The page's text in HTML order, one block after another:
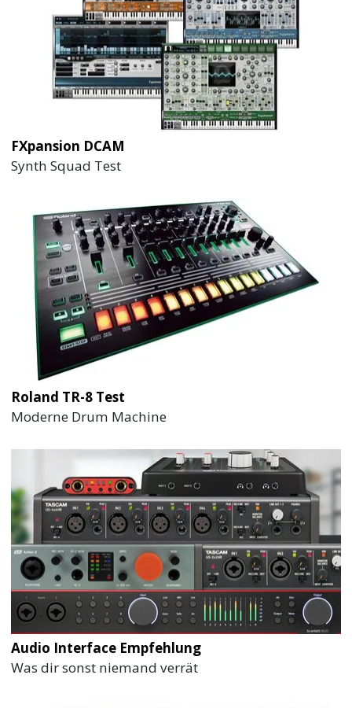
FXpansion DCAM
Synth Squad Test
Roland TR-8 Test
Moderne Drum Machine
Audio Interface Empfehlung
Was dir sonst niemand verrät